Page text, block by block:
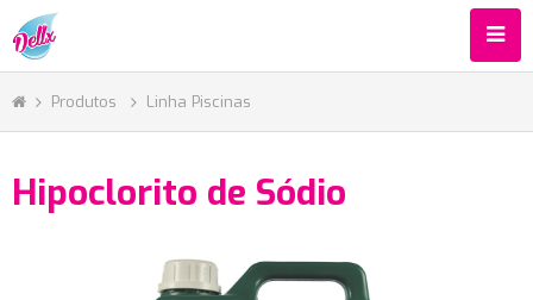
Produtos Linha Piscinas
Hipoclorito de Sódio